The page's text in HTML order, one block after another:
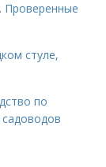
Проверенные
стуле,
по